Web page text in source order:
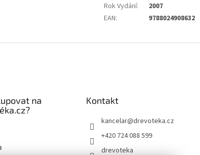
Rok Vydání:
2007
EAN: 9788024908632
na
Kontakt
kancelar@drevoteka.cz
+420 724 088 599
drevoteka